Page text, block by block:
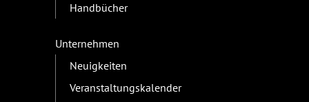
Handbücher
Unternehmen
Neuigkeiten
Veranstaltungskalender